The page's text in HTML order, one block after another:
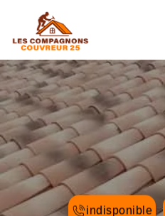
indisponible